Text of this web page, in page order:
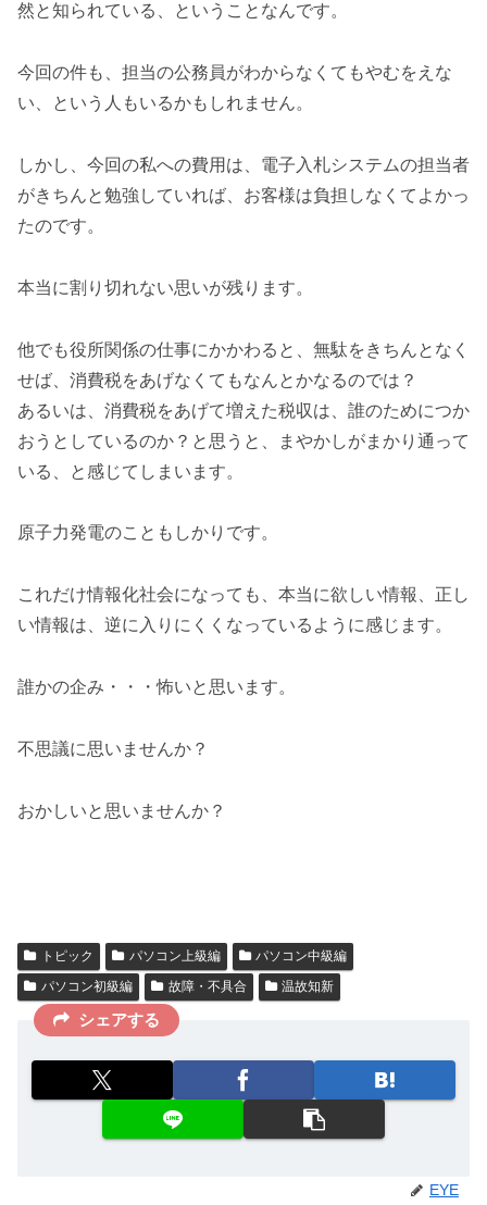
然と知られている、ということなんです。
今回の件も、担当の公務員がわからなくてもやむをえな
い、という人もいるかもしれません。
しかし、今回の私への費用は、電子入札システムの担当者
がきちんと勉強していれば、お客様は負担しなくてよかっ
たのです。
本当に割り切れない思いが残ります。
他でも役所関係の仕事にかかわると、無駄をきちんとなく
せば、消費税をあげなくてもなんとかなるのでは？
あるいは、消費税をあげて増えた税収は、誰のためにつか
おうとしているのか？と思うと、まやかしがまかり通って
いる、と感じてしまいます。
原子力発電のこともしかりです。
これだけ情報化社会になっても、本当に欲しい情報、正し
い情報は、逆に入りにくくなっているように感じます。
誰かの企み・・・怖いと思います。
不思議に思いませんか？
おかしいと思いませんか？
トピック パソコン上級編
パソコン中級編
パソコン初級編
故障・不具合 温故知新
シェアする
EYE